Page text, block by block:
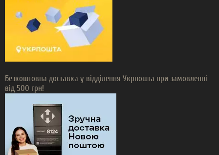
Безкоштовна доставка у відділення Укрпошта при замовленні
від 500 грн!